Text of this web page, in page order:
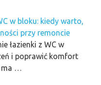
w bloku: kiedy warto,
przy remoncie
łazienki z WC w
i poprawić komfort
…